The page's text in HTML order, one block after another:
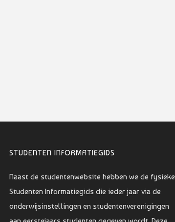
STUDENTEN INFORMATIEGIDS
Naast de studentenwebsite hebben we de fysieke
Studenten Informatiegids die ieder jaar via de
onderwijsinstellingen en studentenverenigingen